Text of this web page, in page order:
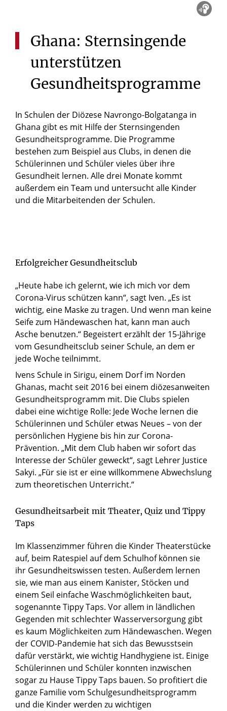
Ghana: Sternsingende
unterstützen
Gesundheitsprogramme
In Schulen der Diözese Navrongo-Bolgatanga in
Ghana gibt es mit Hilfe der Sternsingenden
Gesundheitsprogramme. Die Programme
bestehen zum Beispiel aus Clubs, in denen die
Schülerinnen und Schüler vieles über ihre
Gesundheit lernen. Alle drei Monate kommt
außerdem ein Team und untersucht alle Kinder
und die Mitarbeitenden der Schulen.
Erfolgreicher Gesundheitsclub
„Heute habe ich gelernt, wie ich mich vor dem
Corona-Virus schützen kann“, sagt Iven. „Es ist
wichtig, eine Maske zu tragen. Und wenn man keine
Seife zum Händewaschen hat, kann man auch
Asche benutzen.“ Begeistert erzählt der 15-Jährige
vom Gesundheitsclub seiner Schule, an dem er
jede Woche teilnimmt.
Ivens Schule in Sirigu, einem Dorf im Norden
Ghanas, macht seit 2016 bei einem diözesanweiten
Gesundheitsprogramm mit. Die Clubs spielen
dabei eine wichtige Rolle: Jede Woche lernen die
Schülerinnen und Schüler etwas Neues – von der
persönlichen Hygiene bis hin zur Corona-
Prävention. „Mit dem Club haben wir sofort das
Interesse der Schüler geweckt“, sagt Lehrer Justice
Sakyi. „Für sie ist er eine willkommene Abwechslung
zum theoretischen Unterricht.“
Gesundheitsarbeit mit Theater, Quiz und Tippy
Taps
Im Klassenzimmer führen die Kinder Theaterstücke
auf, beim Ratespiel auf dem Schulhof können sie
ihr Gesundheitswissen testen. Außerdem lernen
sie, wie man aus einem Kanister, Stöcken und
einem Seil einfache Waschmöglichkeiten baut,
sogenannte Tippy Taps. Vor allem in ländlichen
Gegenden mit schlechter Wasserversorgung gibt
es kaum Möglichkeiten zum Händewaschen. Wegen
der COVID-Pandemie hat sich das Bewusstsein
dafür verstärkt, wie wichtig Handhygiene ist. Einige
Schülerinnen und Schüler konnten inzwischen
sogar zu Hause Tippy Taps bauen. So profitiert die
ganze Familie vom Schulgesundheitsprogramm
und die Kinder werden zu wichtigen